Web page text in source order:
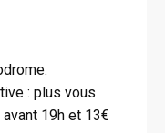
: plus vous
19h et 13€